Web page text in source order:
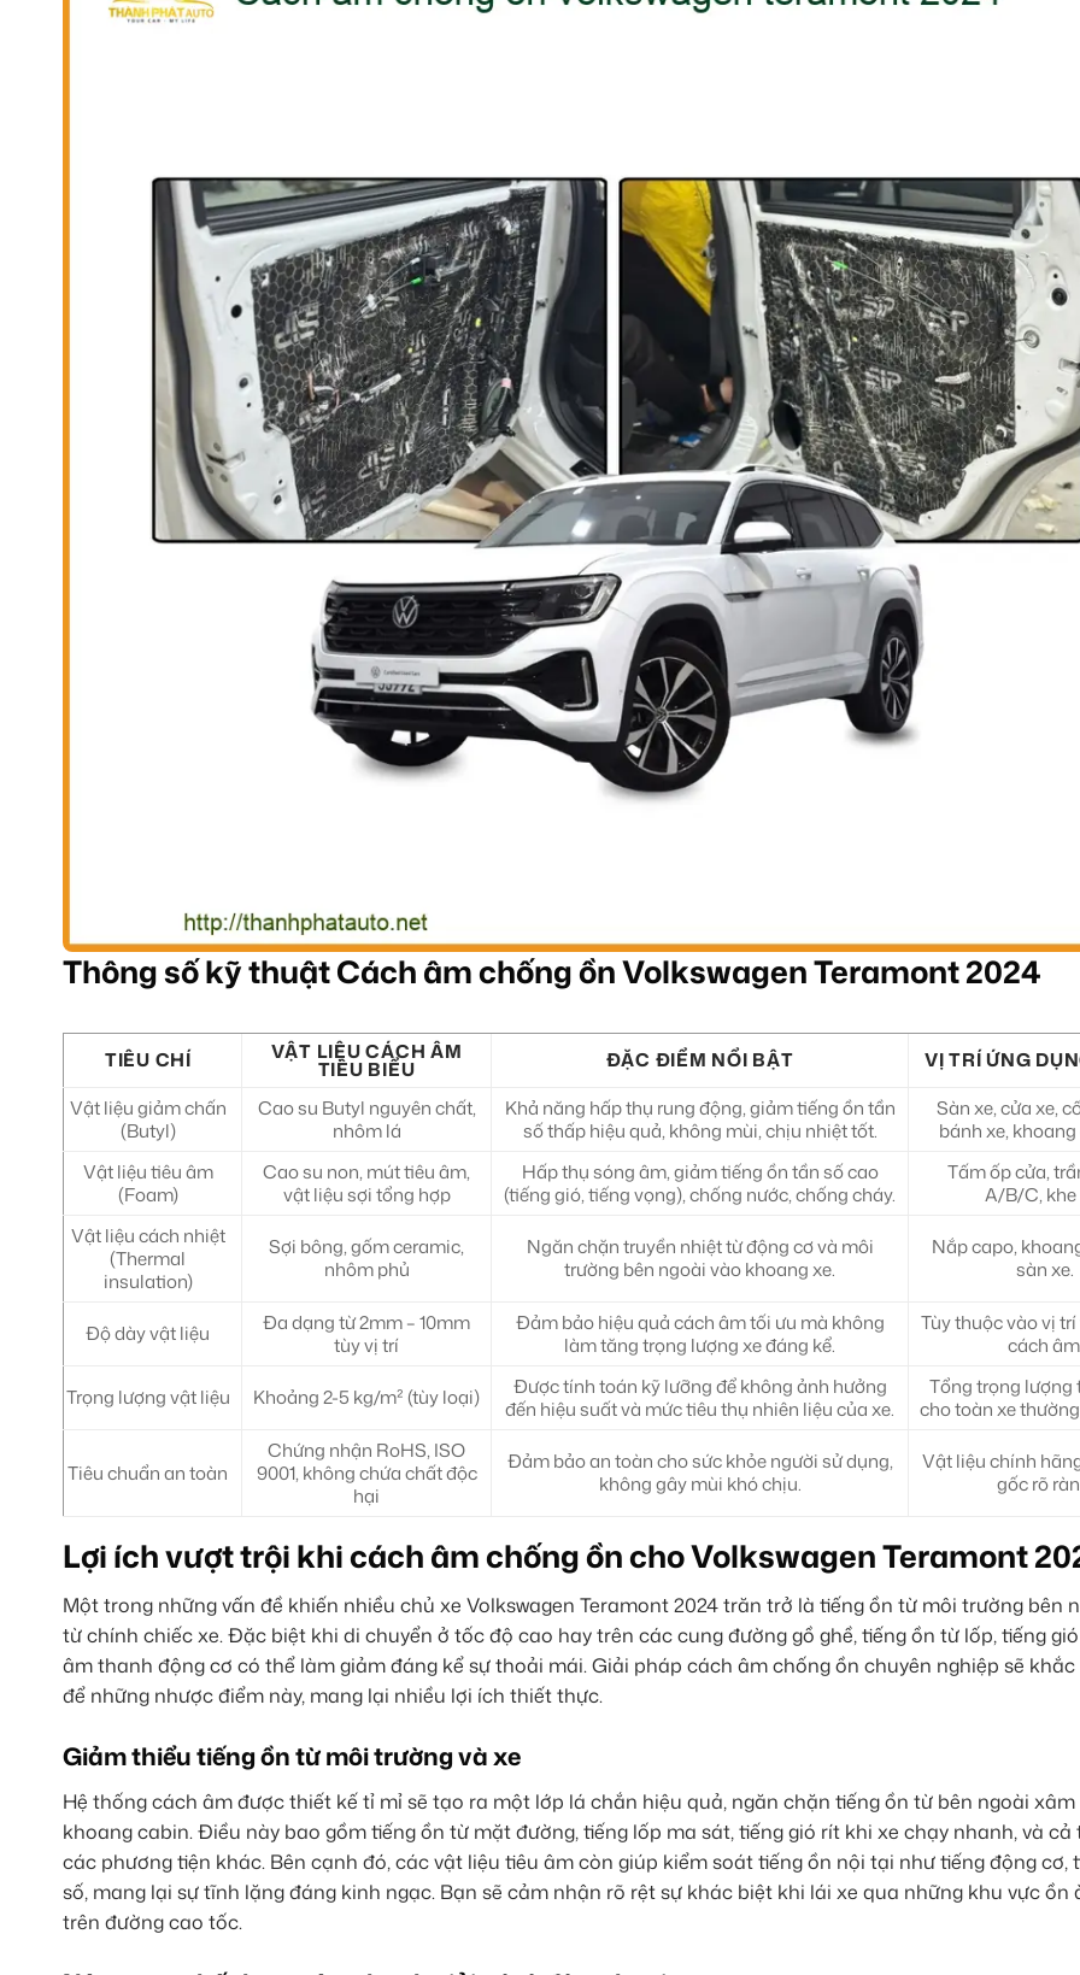
Thông số kỹ thuật Cách âm chống ồn Volkswagen Teramont 2024
TIÊU CHÍ VẬT LIỆU CÁCH ÂM
TIÊU BIỂU ĐẶC ĐIỂM NỔI BẬT
VỊ TRÍ ỨNG
Vật liệu giảm chấn
(Butyl)
Cao su Butyl nguyên chất,
nhôm lá
Khả năng hấp thụ rung động, giảm tiếng ồn tần
số thấp hiệu quả, không mùi, chịu nhiệt tốt.
Sàn xe, cửa xe,
bánh xe,
Vật liệu tiêu âm
(Foam)
Cao su non, mút tiêu âm,
vật liệu sợi tổng hợp
Hấp thụ sóng âm, giảm tiếng ồn tần số cao
(tiếng gió, tiếng vọng), chống nước, chống cháy.
Tấm ốp cửa,
A/B/C, khe
Vật liệu cách nhiệt
(Thermal
insulation)
Sợi bông, gốm ceramic,
nhôm phủ
Ngăn chặn truyền nhiệt từ động cơ và môi
trường bên ngoài vào khoang xe.
Nắp capo,
sàn xe.
Độ dày vật liệu
Đa dạng từ 2mm – 10mm
tùy vị trí
Đảm bảo hiệu quả cách âm tối ưu mà không
làm tăng trọng lượng xe đáng kể.
Tùy thuộc vào vị
cách
Trọng lượng vật liệu Khoảng 2-5 kg/m² (tùy loại)
Được tính toán kỹ lưỡng để không ảnh hưởng
đến hiệu suất và mức tiêu thụ nhiên liệu của xe.
Tổng trọng lượng
cho toàn xe
Tiêu chuẩn an toàn
Chứng nhận RoHS, ISO
9001, không chứa chất độc
hại
Đảm bảo an toàn cho sức khỏe người sử dụng,
không gây mùi khó chịu.
Vật liệu chính
gốc rõ
Lợi ích vượt trội khi cách âm chống ồn cho Volkswagen Teramont
Một trong những vấn đề khiến nhiều chủ xe Volkswagen Teramont 2024 trăn trở là tiếng ồn từ môi trường bên
từ chính chiếc xe. Đặc biệt khi di chuyển ở tốc độ cao hay trên các cung đường gồ ghề, tiếng ồn từ lốp, tiếng
âm thanh động cơ có thể làm giảm đáng kể sự thoải mái. Giải pháp cách âm chống ồn chuyên nghiệp sẽ
để những nhược điểm này, mang lại nhiều lợi ích thiết thực.
Giảm thiểu tiếng ồn từ môi trường và xe
Hệ thống cách âm được thiết kế tỉ mỉ sẽ tạo ra một lớp lá chắn hiệu quả, ngăn chặn tiếng ồn từ bên ngoài
khoang cabin. Điều này bao gồm tiếng ồn từ mặt đường, tiếng lốp ma sát, tiếng gió rít khi xe chạy nhanh, và cả
các phương tiện khác. Bên cạnh đó, các vật liệu tiêu âm còn giúp kiểm soát tiếng ồn nội tại như tiếng động cơ,
số, mang lại sự tĩnh lặng đáng kinh ngạc. Bạn sẽ cảm nhận rõ rệt sự khác biệt khi lái xe qua những khu vực ồn
trên đường cao tốc.